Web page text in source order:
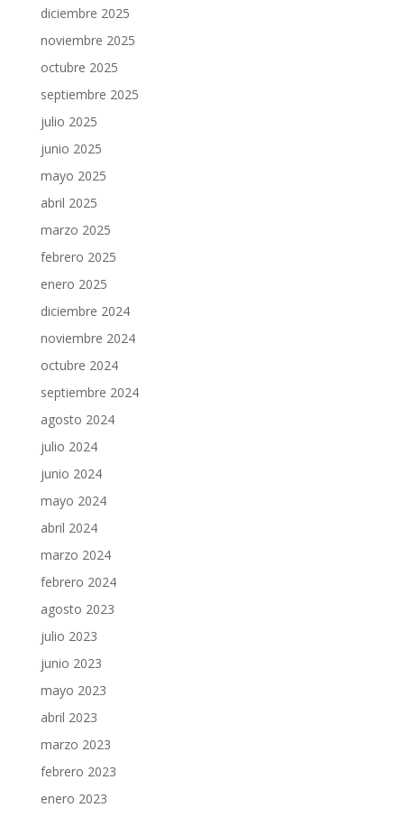
diciembre 2025
noviembre 2025
octubre 2025
septiembre 2025
julio 2025
junio 2025
mayo 2025
abril 2025
marzo 2025
febrero 2025
enero 2025
diciembre 2024
noviembre 2024
octubre 2024
septiembre 2024
agosto 2024
julio 2024
junio 2024
mayo 2024
abril 2024
marzo 2024
febrero 2024
agosto 2023
julio 2023
junio 2023
mayo 2023
abril 2023
marzo 2023
febrero 2023
enero 2023